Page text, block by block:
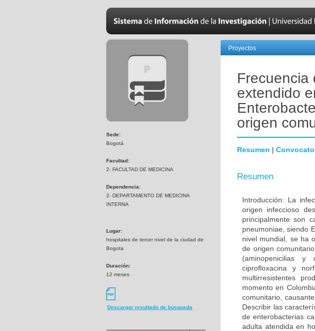
Sede:
Bogotá
Facultad:
2- FACULTAD DE MEDICINA
Dependencia:
2- DEPARTAMENTO DE MEDICINA
INTERNA
Lugar:
hospitales de tercer nivel de la ciudad de
Bogota
Duración:
12 meses
Descargar resultado de búsqueda
Proyectos
Frecuencia
extendido
origen
Resumen |
Resumen
Introducción: La
origen infeccioso
principalmente son
pneumoniae, siendo
nivel mundial, se ha
de origen
(aminopenicilias y
ciprofloxacina y
multirresistentes
momento en
comunitario,
Describir las
de enterobacterias
adulta atendida en